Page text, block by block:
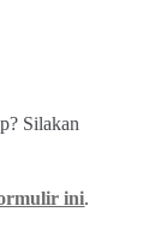
Silakan
ini.